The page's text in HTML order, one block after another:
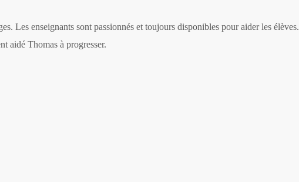
Les enseignants sont passionnés et toujours disponibles pour aider les élèves.
aidé Thomas à progresser.